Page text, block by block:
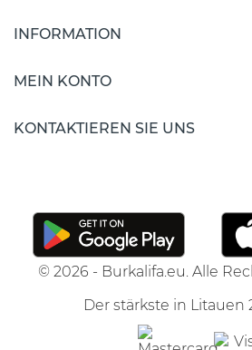
INFORMATION
MEIN KONTO
KONTAKTIEREN SIE UNS
© 2026 - Burkalifa.eu. Alle
Der stärkste in Litauen